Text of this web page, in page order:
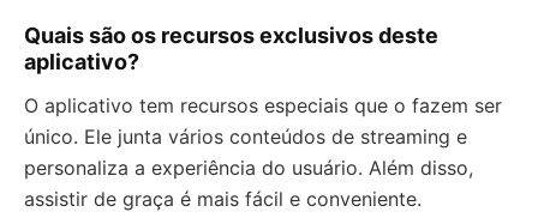
Quais são os recursos exclusivos deste
aplicativo?
O aplicativo tem recursos especiais que o fazem ser
único. Ele junta vários conteúdos de streaming e
personaliza a experiência do usuário. Além disso,
assistir de graça é mais fácil e conveniente.